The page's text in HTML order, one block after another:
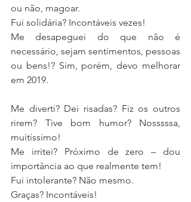
ou não, magoar.
Fui solidária? Incontáveis vezes!
Me desapeguei do que não é
necessário, sejam sentimentos, pessoas
ou bens!? Sim, porém, devo melhorar
em 2019.
Me diverti? Dei risadas? Fiz os outros
rirem? Tive bom humor? Nosssssa,
muitíssimo!
Me irritei? Próximo de zero – dou
importância ao que realmente tem!
Fui intolerante? Não mesmo.
Graças? Incontáveis!